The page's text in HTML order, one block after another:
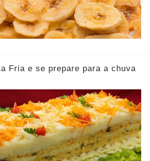
Fria e se prepare para a chuva